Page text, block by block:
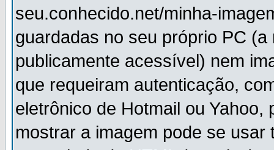
seu.conhecido.net/minha-
guardadas no seu próprio PC
publicamente acessível) nem
que requeiram autenticação,
eletrônico de Hotmail ou
mostrar a imagem pode se